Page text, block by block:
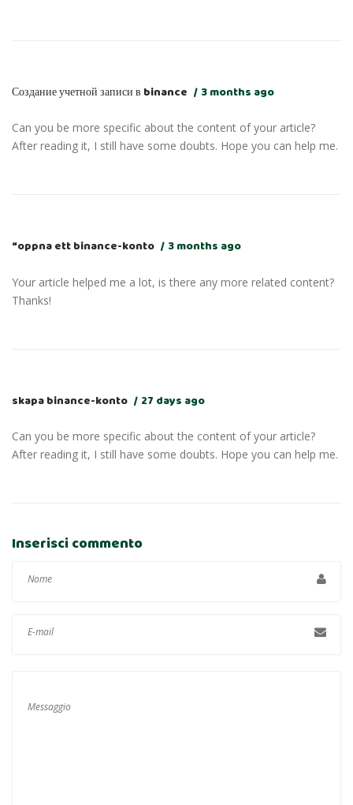
Создание учетной записи в binance 3 months ago
Can you be more specific about the content of your article?
After reading it, I still have some doubts. Hope you can help me.
“oppna ett binance-konto 3 months ago
Your article helped me a lot, is there any more related content?
Thanks!
skapa binance-konto 27 days ago
Can you be more specific about the content of your article?
After reading it, I still have some doubts. Hope you can help me.
Inserisci commento